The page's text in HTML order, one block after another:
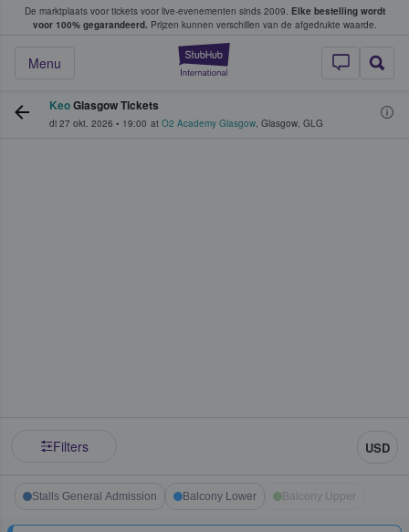
De marktplaats voor tickets voor live-evenementen sinds 2009. Elke bestelling wordt
voor 100% gegarandeerd. Prijzen kunnen verschillen van de afgedrukte waarde.
StubHub: waar
Menu
tickets kopen en verkopen
KeoGlasgow Tickets
di 27 okt. 2026 • 19:00 at O2 Academy Glasgow, Glasgow, GLG
Filters USD
Stalls General Admission Balcony Lower Balcony Upper